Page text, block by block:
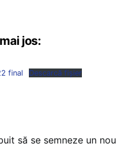
jos:
final Descarcă fișier
să se semneze un nou